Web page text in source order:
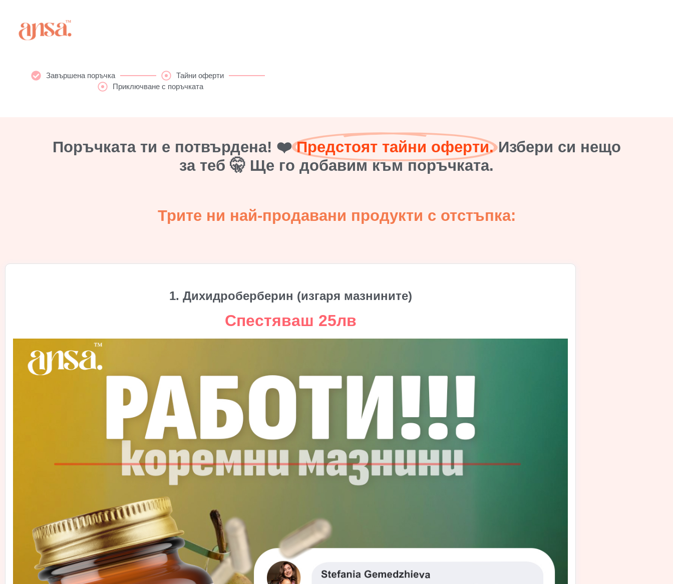
Завършена поръчка
Тайни оферти
Приключване с поръчката
Поръчката ти е потвърдена! ❤️Предстоят тайни оферти. Избери си нещо
за теб 🤫 Ще го добавим към поръчката.
Трите ни най-продавани продукти с отстъпка:
1. Дихидроберберин (изгаря мазнините)
Спестяваш 25лв